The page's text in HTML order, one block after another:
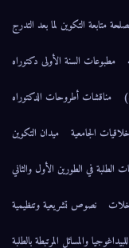
متابعة التكوين لما بعد التدرج
مطبوعات السنة الأولى دكتوراه
مناقشات أطروحات الدكتوراه
الجامعية
ميدان التكوين
الطلبة في الطورين الأول والثاني
نصوص تشريعية وتنظيمية
للبيداغوجيا والمسائل المرتبطة بالطلبة